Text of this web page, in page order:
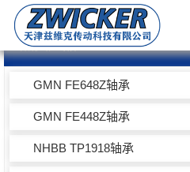
热卖产品
GMN FE648Z轴承
GMN FE448Z轴承
NHBB TP1918轴承